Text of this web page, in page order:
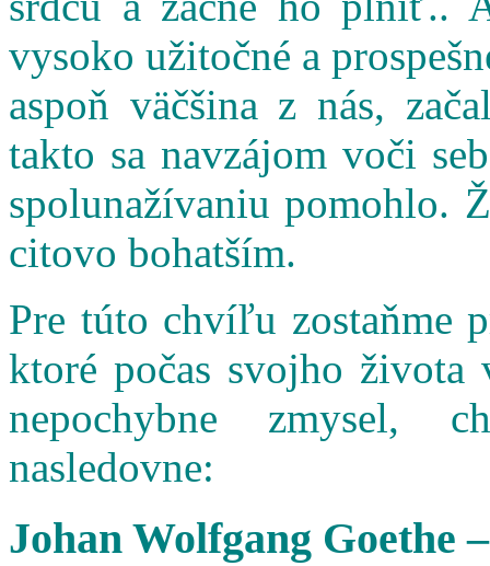
vysoko užitočné a
aspoň väčšina z nás,
takto sa navzájom voči
spolunažívaniu pomohlo.
citovo bohatším.
Pre túto chvíľu zostaňme
ktoré počas svojho
nepochybne zmysel,
nasledovne:
Johan Wolfgang Goethe